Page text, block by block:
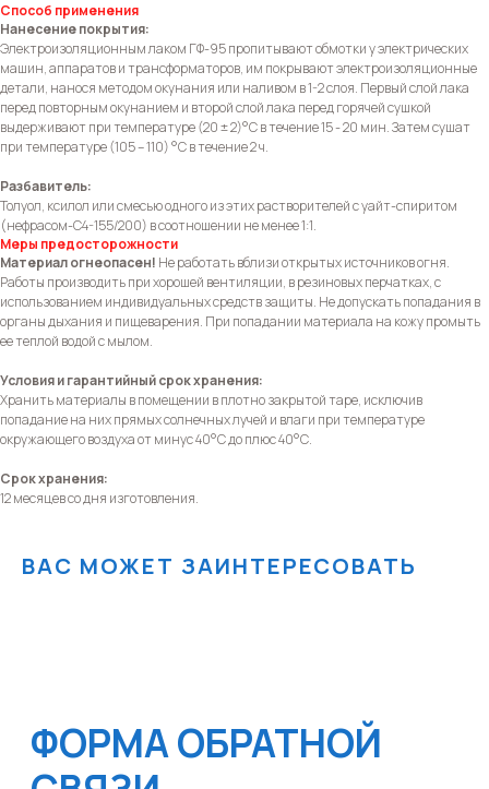
Способ применения
Нанесение покрытия:
Электроизоляционным лаком ГФ-95 пропитывают обмотки у электрических
машин, аппаратов и трансформаторов, им покрывают электроизоляционные
детали, нанося методом окунания или наливом в 1-2 слоя. Первый слой лака
перед повторным окунанием и второй слой лака перед горячей сушкой
выдерживают при температуре (20 ± 2)°С в течение 15 - 20 мин. Затем сушат
при температуре (105 – 110) °С в течение 2 ч.
Разбавитель:
Толуол, ксилол или смесью одного из этих растворителей с уайт-спиритом
(нефрасом-С4-155/200) в соотношении не менее 1:1.
Меры предосторожности
Материал огнеопасен! Не работать вблизи открытых источников огня.
Работы производить при хорошей вентиляции, в резиновых перчатках, с
использованием индивидуальных средств защиты. Не допускать попадания в
органы дыхания и пищеварения. При попадании материала на кожу промыть
ее теплой водой с мылом.
Условия и гарантийный срок хранения:
Хранить материалы в помещении в плотно закрытой таре, исключив
попадание на них прямых солнечных лучей и влаги при температуре
окружающего воздуха от минус 40°С до плюс 40°С.
Срок хранения:
12 месяцев со дня изготовления.
ВАС МОЖЕТ ЗАИНТЕРЕСОВАТЬ
ФОРМА ОБРАТНОЙ
СВЯЗИ